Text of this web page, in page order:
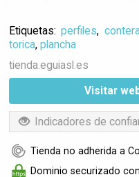
Etiquetas:perfiles,
torica, plancha
tienda.eguiasl.es
Visitar
Indicadores de
Tienda no adherida a
Dominio securizado